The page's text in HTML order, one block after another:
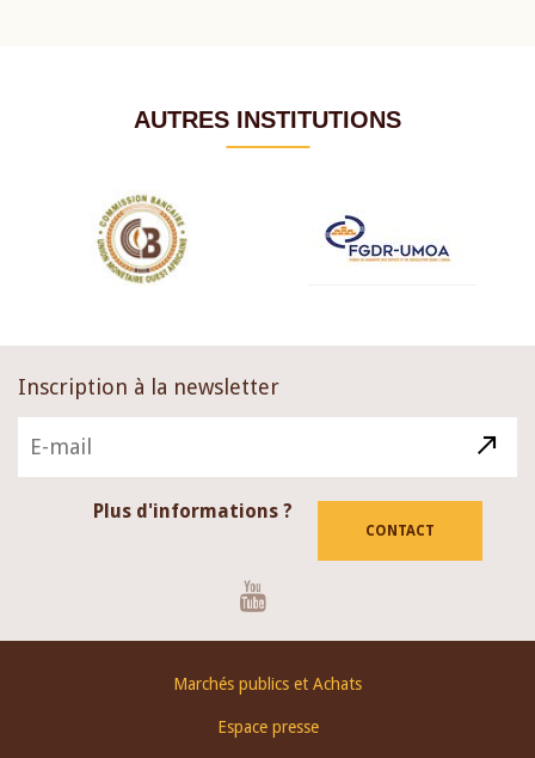
AUTRES INSTITUTIONS
Inscription à la newsletter
Plus d'informations ?
CONTACT
Marchés publics et Achats
Espace presse